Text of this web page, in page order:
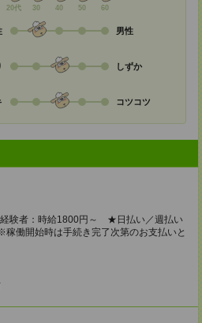
20代 30 40 50 60
男性
しずか
コツコツ
験者：時給1800円～ ★日払い／週払い
働開始時は手続き完了次第のお支払いと